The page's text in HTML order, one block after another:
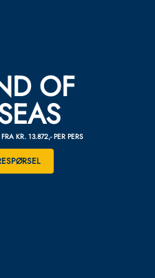
OF
KR. 13.872,- PER PERS